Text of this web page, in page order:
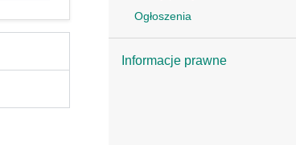
Ogłoszenia
Informacje prawne